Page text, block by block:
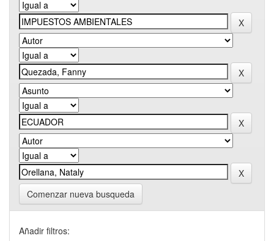
Comenzar nueva busqueda
Añadir filtros: